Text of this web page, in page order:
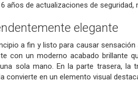
de actualizaciones de seguridad,
elegante
a fin y listo para causar
con un moderno acabado brillante
sola mano. En la parte trasera, la
convierte en un elemento visual